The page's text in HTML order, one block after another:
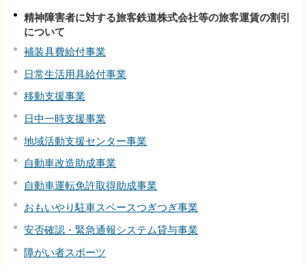
精神障害者に対する旅客鉄道株式会社等の旅客運賃の割引
について
補装具費給付事業
日常生活用具給付事業
移動支援事業
日中一時支援事業
地域活動支援センター事業
自動車改造助成事業
自動車運転免許取得助成事業
おもいやり駐車スペースつぎつぎ事業
安否確認・緊急通報システム貸与事業
障がい者スポーツ